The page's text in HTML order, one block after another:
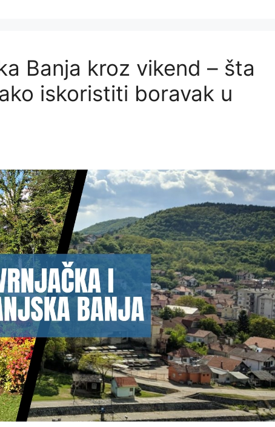
Banja kroz vikend – šta
iskoristiti boravak u